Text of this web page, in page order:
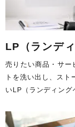
LP（ランデ
売りたい商品・サー
トを洗い出し、ス
いLP（ランディング